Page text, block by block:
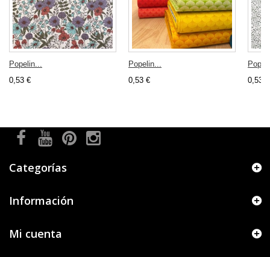
Popelin...
0,53 €
Popelin...
0,53 €
0,53 €
Categorías
Información
Mi cuenta